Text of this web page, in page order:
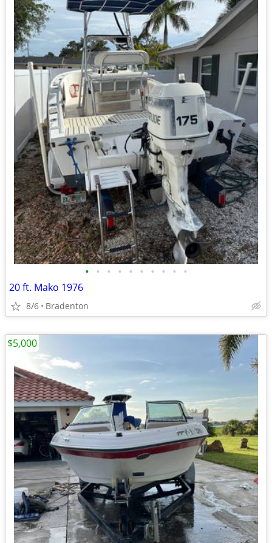
• • • • • • • • • •
20 ft. Mako 1976
8/6 Bradenton
$5,000